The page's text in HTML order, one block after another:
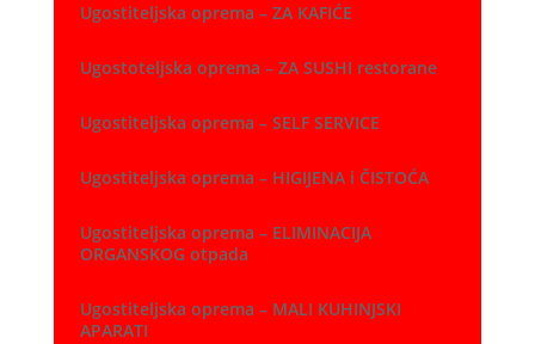
Ugostiteljska oprema – ZA KAFIĆE
Ugostoteljska oprema – ZA SUSHI restorane
Ugostiteljska oprema – SELF SERVICE
Ugostiteljska oprema – HIGIJENA i ČISTOĆA
Ugostiteljska oprema – ELIMINACIJA
ORGANSKOG otpada
Ugostiteljska oprema – MALI KUHINJSKI
APARATI